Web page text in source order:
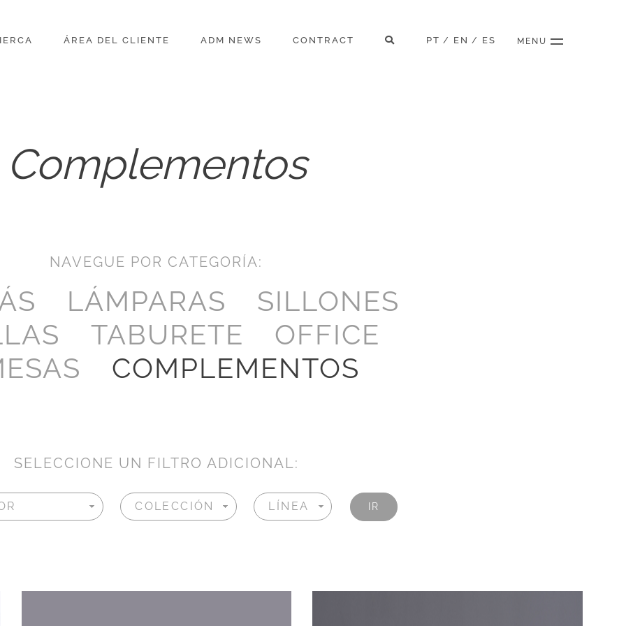
ÁREA DEL CLIENTE ADM NEWS CONTRACT PT / EN / ES MENU
Complementos
NAVEGUE POR CATEGORÍA:
LÁMPARAS
SILLONES
TABURETE
OFFICE
COMPLEMENTOS
SELECCIONE UN FILTRO ADICIONAL:
IR